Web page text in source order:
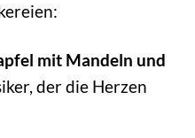
mit Mandeln und
der die Herzen